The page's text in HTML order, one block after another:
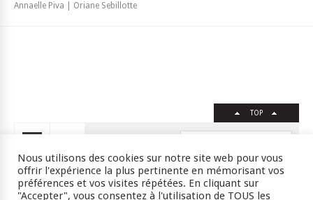
Annaelle Piva | Oriane Sebillotte
TOP
Crédits RSS Plan du site
Nous utilisons des cookies sur notre site web pour vous
offrir l'expérience la plus pertinente en mémorisant vos
préférences et vos visites répétées. En cliquant sur
"Accepter", vous consentez à l'utilisation de TOUS les